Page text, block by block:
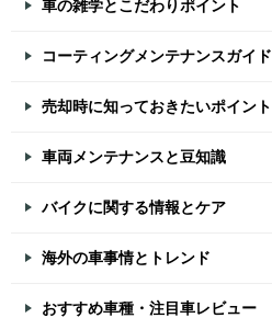
車の雑学とこだわりポイント
コーティングメンテナンスガイド
売却時に知っておきたいポイント
車両メンテナンスと豆知識
バイクに関する情報とケア
海外の車事情とトレンド
おすすめ車種・注目車レビュー